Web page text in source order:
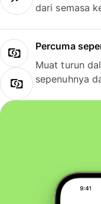
dari semasa
Percuma
Muat turun
sepenuhnya